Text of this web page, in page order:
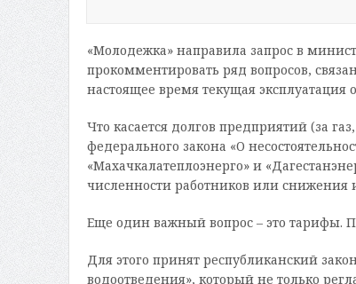
«Молодежка» направила запрос в
прокомментировать ряд вопросов,
настоящее время текущая
Что касается долгов предприятий (за
федерального закона «О
«Махачкалатеплоэнерго» и
численности работников или снижения
Еще один важный вопрос – это тарифы.
Для этого принят республиканский
водоотведения», который не только